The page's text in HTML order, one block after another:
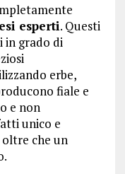
esperti. Questi
in grado di
erbe,
fiale e
e non
unico e
che un